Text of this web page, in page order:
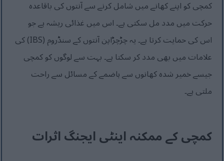
کمچی کو اپنے کھانے میں شامل کرنے سے آنتوں کی باقاعدہ
حرکت میں مدد مل سکتی ہے۔ اس میں غذائی ریشہ ہے جو
اس کی حمایت کرتا ہے۔ یہ چڑچڑاپن آنتوں کے سنڈروم (IBS) کی
علامات میں بھی مدد کر سکتا ہے۔ بہت سے لوگوں کو کمچی
جیسے خمیر شدہ کھانوں سے ہاضمے کے مسائل سے راحت
ملتی ہے۔
کمچی کے ممکنہ اینٹی ایجنگ اثرات